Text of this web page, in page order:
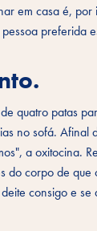
em casa é,
preferida
quatro patas
no sofá.
a oxitocina.
do corpo de
consigo e